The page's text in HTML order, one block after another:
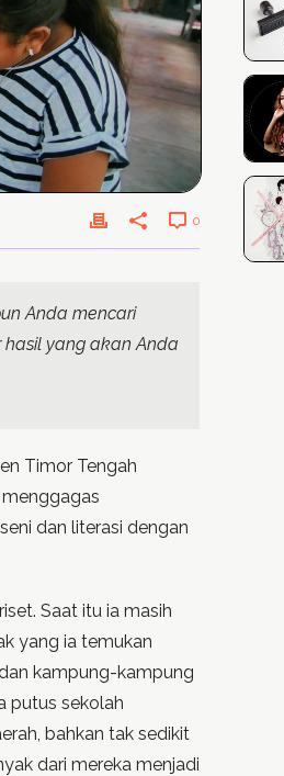
0
Anda mencari
hasil yang akan Anda
Timor Tengah
menggagas
dan literasi dengan
Saat itu ia masih
yang ia temukan
kampung-kampung
putus sekolah
bahkan tak sedikit
dari mereka menjadi